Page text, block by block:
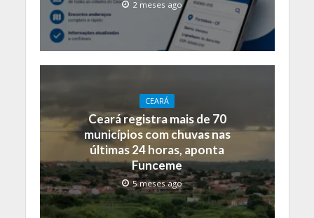
2 meses ago
CEARÁ
Ceará registra mais de 70
municípios com chuvas nas
últimas 24 horas, aponta
Funceme
5 meses ago